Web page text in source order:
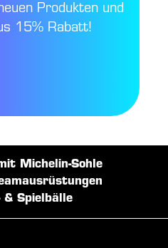
Produkten und
15% Rabatt!
Michelin-Sohle
& Spielbälle